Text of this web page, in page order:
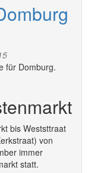
für Domburg.
bis Weststtraat
von
immer
statt.